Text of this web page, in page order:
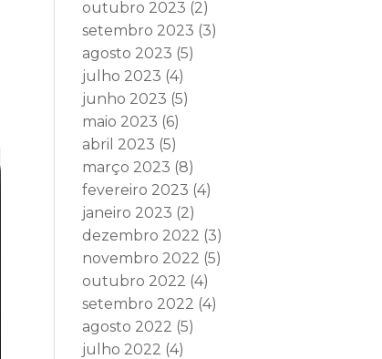
outubro 2023 (2)
setembro 2023 (3)
agosto 2023 (5)
julho 2023 (4)
junho 2023 (5)
maio 2023 (6)
abril 2023 (5)
março 2023 (8)
fevereiro 2023 (4)
janeiro 2023 (2)
dezembro 2022 (3)
novembro 2022 (5)
outubro 2022 (4)
setembro 2022 (4)
agosto 2022 (5)
julho 2022 (4)